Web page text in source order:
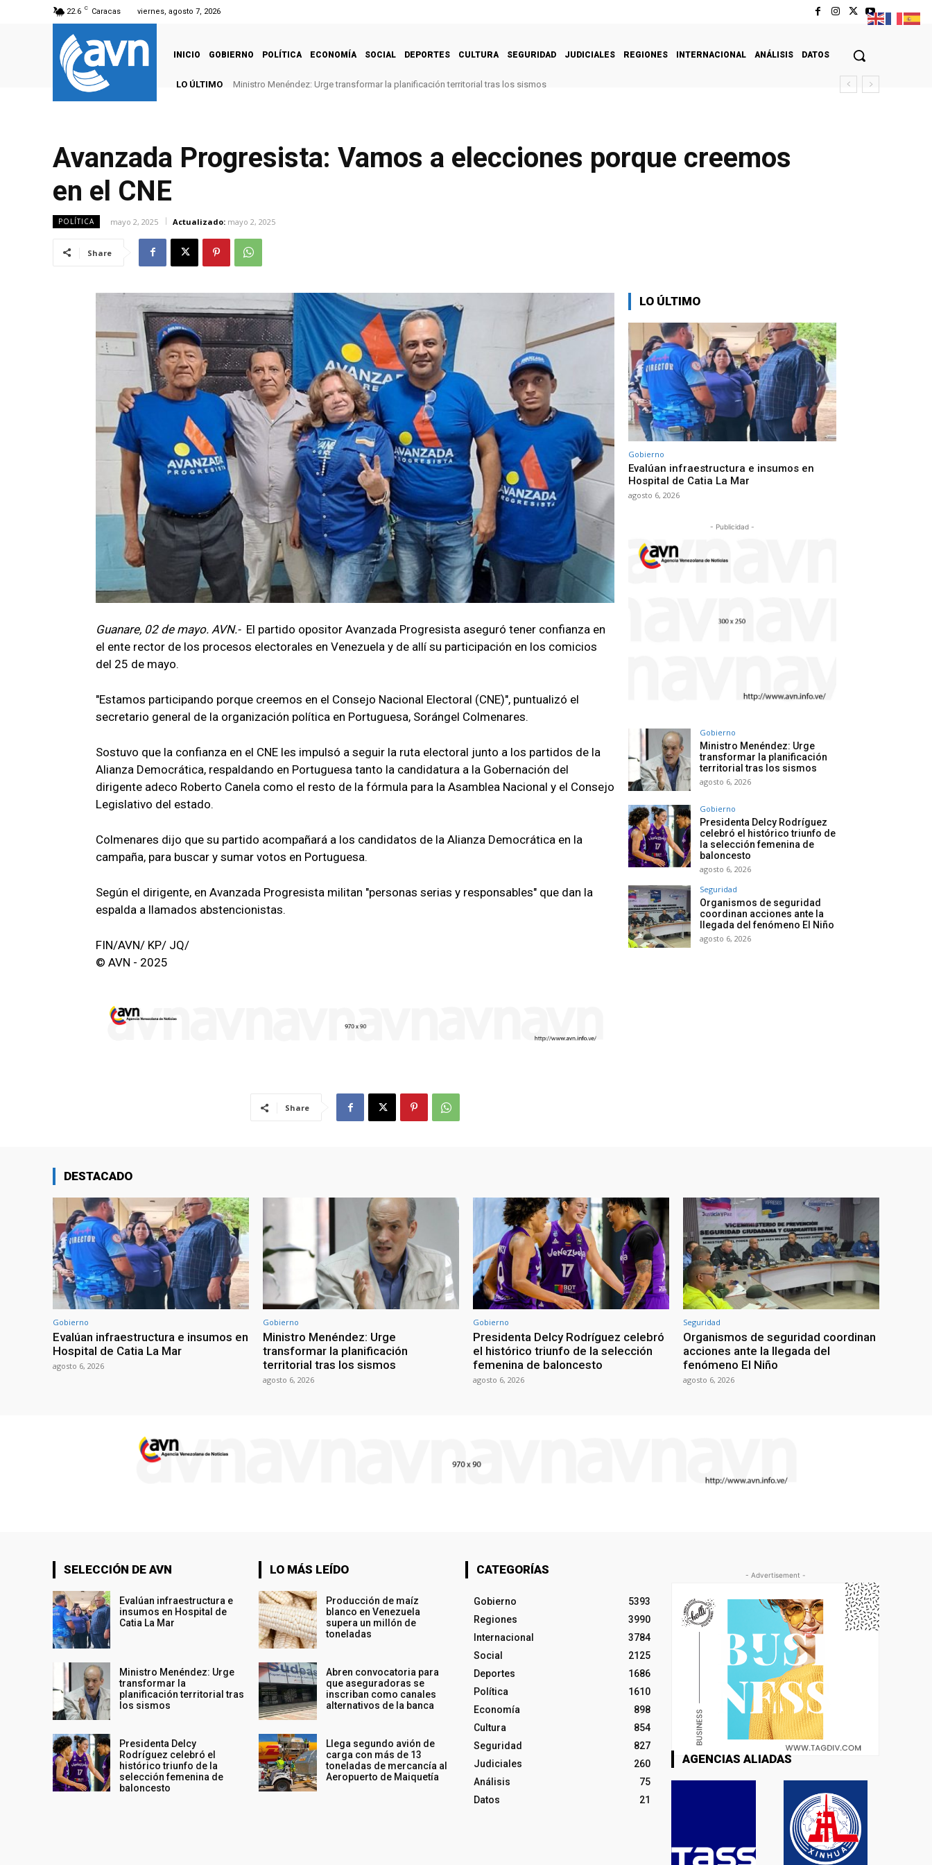
22.6 C Caracas viernes, agosto 7, 2026
INICIO GOBIERNO POLÍTICA ECONOMÍA SOCIAL DEPORTES CULTURA SEGURIDAD JUDICIALES REGIONES INTERNACIONAL ANÁLISIS DATOS
LO ÚLTIMO Ministro Menéndez: Urge transformar la planificación territorial tras los sismos
Avanzada Progresista: Vamos a elecciones porque creemos
en el CNE
POLÍTICA mayo 2, 2025 Actualizado: mayo 2, 2025
Share
Guanare, 02 de mayo. AVN.- El partido opositor Avanzada Progresista aseguró tener confianza en
el ente rector de los procesos electorales en Venezuela y de allí su participación en los comicios
del 25 de mayo.
"Estamos participando porque creemos en el Consejo Nacional Electoral (CNE)", puntualizó el
secretario general de la organización política en Portuguesa, Sorángel Colmenares.
Sostuvo que la confianza en el CNE les impulsó a seguir la ruta electoral junto a los partidos de la
Alianza Democrática, respaldando en Portuguesa tanto la candidatura a la Gobernación del
dirigente adeco Roberto Canela como el resto de la fórmula para la Asamblea Nacional y el Consejo
Legislativo del estado.
Colmenares dijo que su partido acompañará a los candidatos de la Alianza Democrática en la
campaña, para buscar y sumar votos en Portuguesa.
Según el dirigente, en Avanzada Progresista militan "personas serias y responsables" que dan la
espalda a llamados abstencionistas.
FIN/AVN/ KP/ JQ/
© AVN - 2025
Share
LO ÚLTIMO
Gobierno
Evalúan infraestructura e insumos en
Hospital de Catia La Mar
agosto 6, 2026
- Publicidad -
Gobierno
Ministro Menéndez: Urge
transformar la planificación
territorial tras los sismos
agosto 6, 2026
Gobierno
Presidenta Delcy Rodríguez
celebró el histórico triunfo de
la selección femenina de
baloncesto
agosto 6, 2026
Seguridad
Organismos de seguridad
coordinan acciones ante la
llegada del fenómeno El Niño
agosto 6, 2026
DESTACADO
Gobierno
Evalúan infraestructura e insumos en
Hospital de Catia La Mar
agosto 6, 2026
Gobierno
Ministro Menéndez: Urge
transformar la planificación
territorial tras los sismos
agosto 6, 2026
Gobierno
Presidenta Delcy Rodríguez celebró
el histórico triunfo de la selección
femenina de baloncesto
agosto 6, 2026
Seguridad
Organismos de seguridad coordinan
acciones ante la llegada del
fenómeno El Niño
agosto 6, 2026
SELECCIÓN DE AVN
Evalúan infraestructura e
insumos en Hospital de
Catia La Mar
Ministro Menéndez: Urge
transformar la
planificación territorial tras
los sismos
Presidenta Delcy
Rodríguez celebró el
histórico triunfo de la
selección femenina de
baloncesto
LO MÁS LEÍDO
Producción de maíz
blanco en Venezuela
supera un millón de
toneladas
Abren convocatoria para
que aseguradoras se
inscriban como canales
alternativos de la banca
Llega segundo avión de
carga con más de 13
toneladas de mercancía al
Aeropuerto de Maiquetía
CATEGORÍAS
Gobierno
5393
Regiones
3990
Internacional
3784
Social
2125
Deportes
1686
Política
1610
Economía
898
Cultura
854
Seguridad
827
Judiciales
260
Análisis
75
Datos
21
- Advertisement -
AGENCIAS ALIADAS